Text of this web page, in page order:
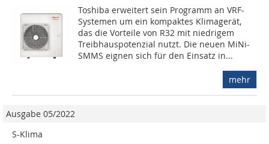
Toshiba erweitert sein Programm an VRF-
Systemen um ein kompaktes Klimagerät,
das die Vorteile von R32 mit niedrigem
Treibhauspotenzial nutzt. Die neuen MiNi-
SMMS eignen sich für den Einsatz in...
mehr
Ausgabe 05/2022
S-Klima